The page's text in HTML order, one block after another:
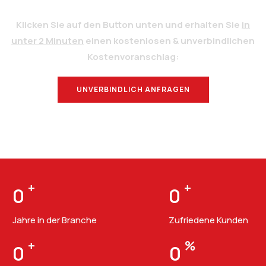
Klicken Sie auf den Button unten und erhalten Sie in
unter 2 Minuten einen kostenlosen & unverbindlichen
Kostenvoranschlag:
UNVERBINDLICH ANFRAGEN
0 +
Jahre in der Branche
0 +
Zufriedene Kunden
0 + 0 %